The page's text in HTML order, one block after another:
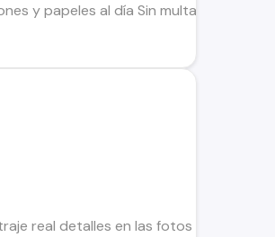
y papeles al día Sin multas ni
real detalles en las fotos precio